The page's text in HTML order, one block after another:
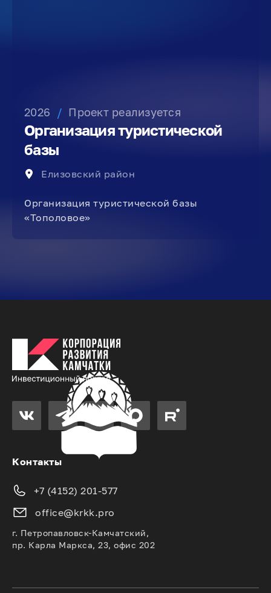
2026 / Проект реализуется
Организация туристической
базы
Елизовский район
Организация туристической базы
«Тополовое»
Контакты
+7 (4152) 201-577
office@krkk.pro
г. Петропавловск-Камчатский,
пр. Карла Маркса, 23, офис 202